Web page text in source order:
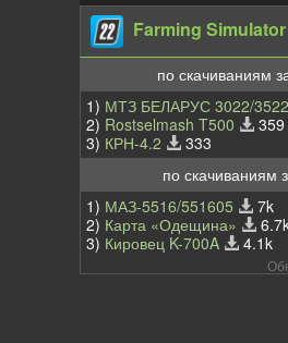
Farming
по скачиваниям
1) МТЗ БЕЛАРУС 3022/3522
2) Rostselmash T500
359
3) КРН-4.2
333
по скачиваниям
1) МАЗ-5516/551605
7k
2) Карта «Одещина»
3) Кировец K-700A 4.1k